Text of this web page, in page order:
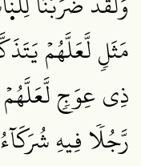
مَثَلٖ لَّعَلَّهُمۡ
ذِي عِوَجٖ
رَّجُلٗا فِيهِ